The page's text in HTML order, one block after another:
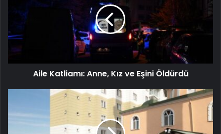
Aile Katliamı: Anne, Kız ve Eşini Öldürdü